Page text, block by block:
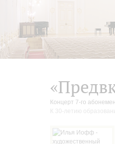
Концерт 7-го
К 30-летию